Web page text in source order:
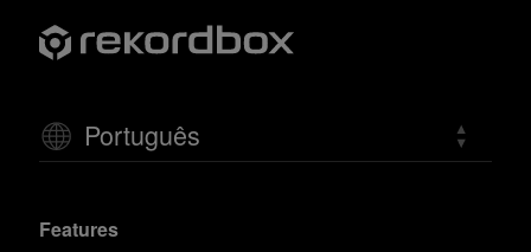
Português
Features